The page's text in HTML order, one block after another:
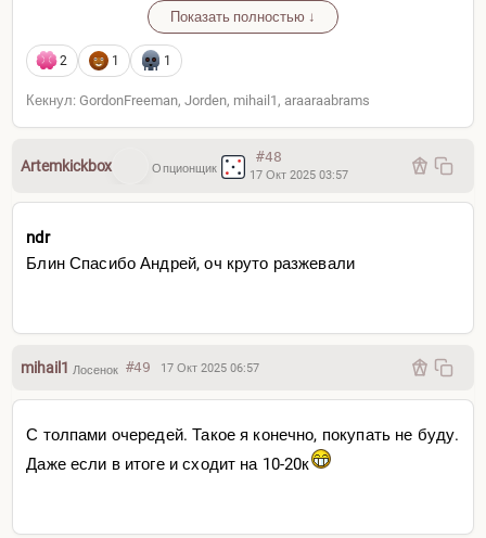
Показать полностью ↓
2 1 1
Кекнул: GordonFreeman, Jorden, mihail1, araaraabrams
Artemkickbox Опционщик
#48
17 Окт 2025 03:57
ndr
Блин Спасибо Андрей, оч круто разжевали
mihail1 Лосенок #49 17 Окт 2025 06:57
С толпами очередей. Такое я конечно, покупать не буду.
Даже если в итоге и сходит на 10-20к